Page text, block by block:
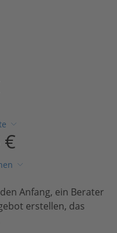
€
Anfang, ein Berater
erstellen, das